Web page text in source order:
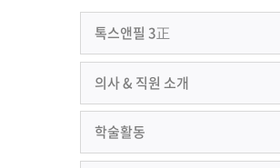
톡스앤필 3正
의사 & 직원 소개
학술활동